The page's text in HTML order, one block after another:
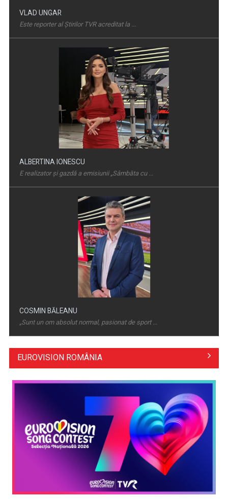
Dincolo de politică, comunitățile au nevoie de soluții - nouă
dezbatere la ...
Adaptarea românilor la presiunea economică
Deciziile Summitului NATO de la Ankara și evaluarea
strategică a României ...
ALBERTINA IONESCU
E realizator şi gazdă a emisiunii „Sâmbăta cu ...
COSMIN BĂLEANU
„Sunt un om absolut normal, pasionat de sport ...
COSTIN DEŞLIU
Într-o lume în care sportul înseamnă nu doar ...
Cristian Petru prezintă „INFO Plus” şi ediţii ...
EUROVISION ROMÂNIA